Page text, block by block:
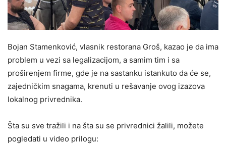
Bojan Stamenković, vlasnik restorana Groš, kazao je da ima
problem u vezi sa legalizacijom, a samim tim i sa
proširenjem firme, gde je na sastanku istankuto da će se,
zajedničkim snagama, krenuti u rešavanje ovog izazova
lokalnog privrednika.
Šta su sve tražili i na šta su se privrednici žalili, možete
pogledati u video prilogu: